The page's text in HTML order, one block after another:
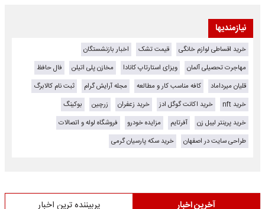
نیازمندیها
خرید اقساطی لوازم خانگی قیمت تشک
اخبار بازنشستگان
مهاجرت تحصیلی آلمان
ویزای استارتاپ کانادا مخازن پلی اتیلن
فال حافظ
قلیان میرداماد
کافه مناسب کار و مطالعه مجله آرایش گرام
ثبت نام کالابرگ
خرید nft
خرید اکانت گوگل ادز خرید زعفران زرچین
بوکینگ
خرید پرینتر لیبل زن
آفرتایم مزایده خودرو
فروشگاه لوله و اتصالات
طراحی سایت در اصفهان
خرید سکه پارسیان گرمی
آخرین اخبار پربیننده ترین اخبار